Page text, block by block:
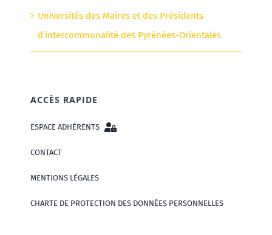
Universités des Maires et des Présidents
d’intercommunalité des Pyrénées-Orientales
ACCÈS RAPIDE
ESPACE ADHÉRENTS
CONTACT
MENTIONS LÉGALES
CHARTE DE PROTECTION DES DONNÉES PERSONNELLES